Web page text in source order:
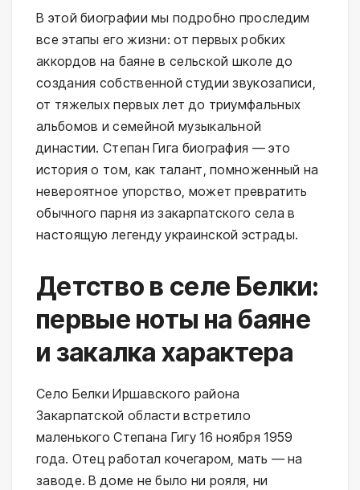
В этой биографии мы подробно проследим
все этапы его жизни: от первых робких
аккордов на баяне в сельской школе до
создания собственной студии звукозаписи,
от тяжелых первых лет до триумфальных
альбомов и семейной музыкальной
династии. Степан Гига биография — это
история о том, как талант, помноженный на
невероятное упорство, может превратить
обычного парня из закарпатского села в
настоящую легенду украинской эстрады.
Детство в селе Белки:
первые ноты на баяне
и закалка характера
Село Белки Иршавского района
Закарпатской области встретило
маленького Степана Гигу 16 ноября 1959
года. Отец работал кочегаром, мать — на
заводе. В доме не было ни рояля, ни